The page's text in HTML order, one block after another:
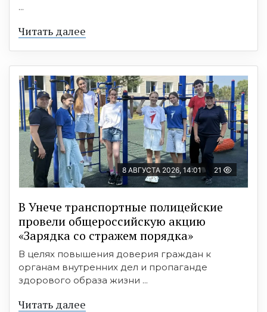
...
Читать далее
8 АВГУСТА 2026, 14:01 21
В Унече транспортные полицейские
провели общероссийскую акцию
«Зарядка со стражем порядка»
В целях повышения доверия граждан к
органам внутренних дел и пропаганде
здорового образа жизни ...
Читать далее